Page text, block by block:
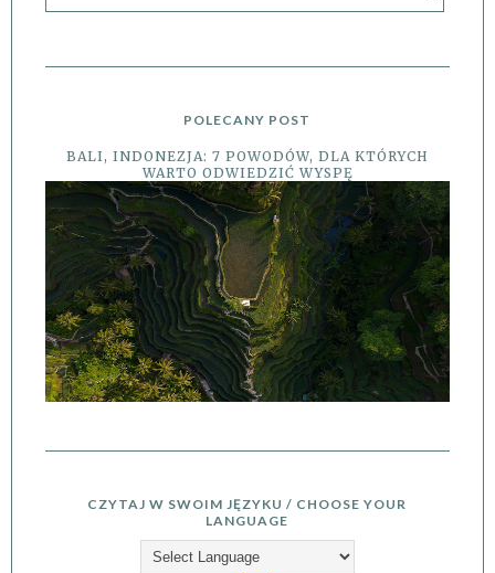
POLECANY POST
BALI, INDONEZJA: 7 POWODÓW, DLA KTÓRYCH
WARTO ODWIEDZIĆ WYSPĘ
CZYTAJ W SWOIM JĘZYKU / CHOOSE YOUR
LANGUAGE